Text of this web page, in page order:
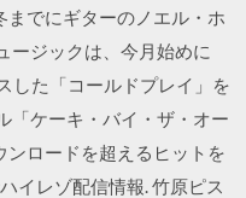
でにギターのノエル・ホ
ージックは、今月始めに
した「コールドプレイ」を
「ケーキ・バイ・ザ・オー
ロードを超えるヒットを
イレゾ配信情報. 竹原ピス